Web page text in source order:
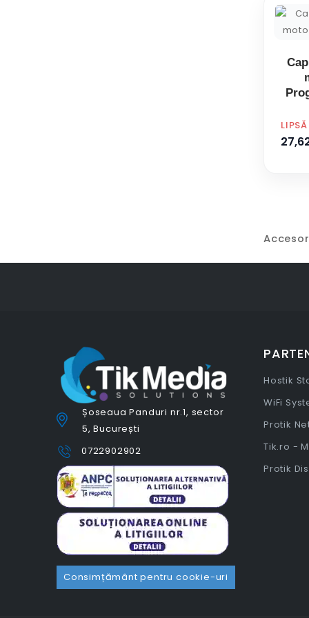
PRET
Șoseaua Panduri nr.1, sector
5, București
0722902902
Consimțământ pentru cookie-uri
Hostik
WiFi
Protik
Tik.ro -
Protik